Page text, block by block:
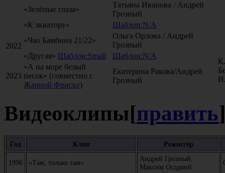
«Зелёные глаза»
Татьяна Иванова / Андрей
Грозный
«К экватору»
Шаблон:N/A
2022
«Чао Бамбина 21/22»
Ольга Орлова / Андрей
Грозный
«Другая» Шаблон:Small Шаблон:N/A
2023
«А на море белый
песок» (совместно с
Жанной Фриске)
Екатерина Ракова/Андрей
Грозный
Видеоклипы[править]
Год Клип Режиссёр
1996 «Там, только там»
Андрей Грозный,
Максим Осадчий